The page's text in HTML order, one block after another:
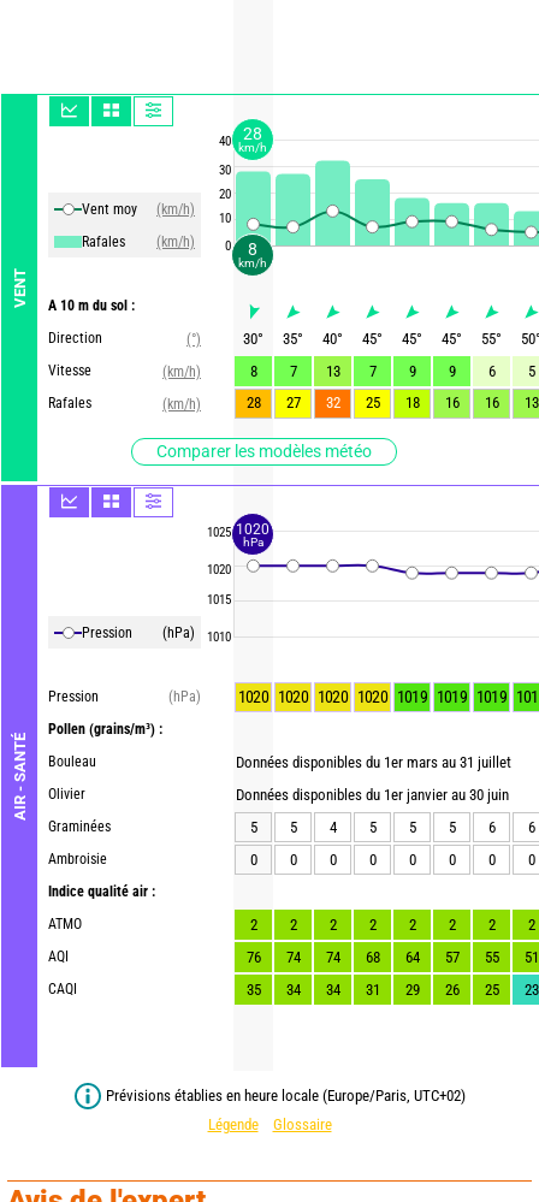
VENT
Vent moy
(km/h)
Rafales
(km/h)
A 10 m du sol :
Direction
(°)
Vitesse
(km/h)
Rafales
(km/h)
Comparer les modèles météo
AIR - SANTÉ
Pression (hPa)
Pression
(hPa)
Pollen (grains/m³) :
Bouleau
Olivier
Graminées
Ambroisie
Indice qualité air :
ATMO
AQI
CAQI
40
30
20
10
0
1025
1020
1015
1010
30° 35° 40° 45° 45° 45° 55° 50
8
7 13 7 9 9 6
5
28
27 32 25 18 16 16 13
1020 1020 1020 1020 1019 1019 1019
Données disponibles du 1er mars au 31 juillet
Données disponibles du 1er janvier au 30 juin
5
5 4 5 5 5 6
6
0
0 0 0 0 0 0 0
2 2 2 2 2 2 2
2
76
74 74 68 64 57 55
51
35
34 34 31 29 26 25 23
Prévisions établies en heure locale (Europe/Paris, UTC+02)
Légende
Glossaire
8
km/h
28
km/h
1020
hPa